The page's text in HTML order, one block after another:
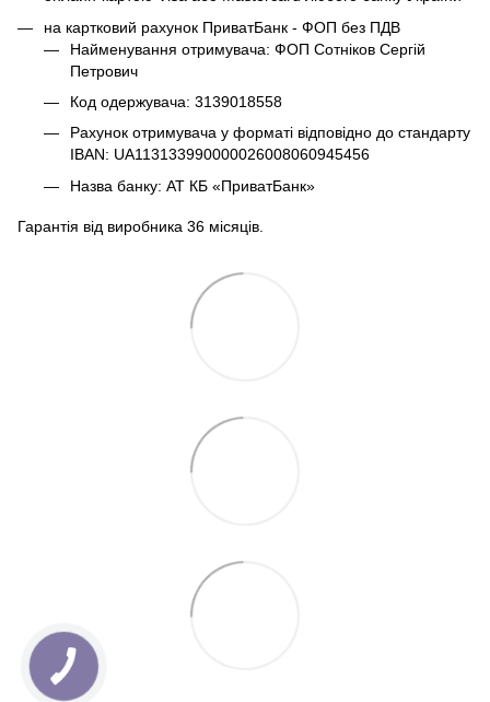
на картковий рахунок ПриватБанк - ФОП без ПДВ
Найменування отримувача: ФОП Сотніков Сергій
Петрович
Код одержувача: 3139018558
Рахунок отримувача у форматі відповідно до стандарту
IBAN: UA113133990000026008060945456
Назва банку: АТ КБ «ПриватБанк»
Гарантія від виробника 36 місяців.